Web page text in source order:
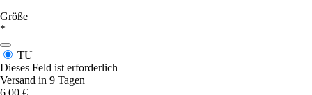
Größe
*
TU
Dieses Feld ist erforderlich
Versand in 9 Tagen